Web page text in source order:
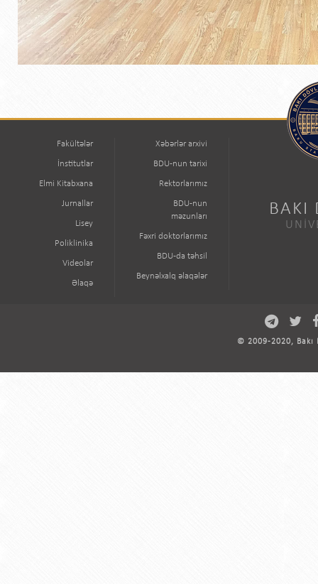
Fakültələr
İnstitutlar
Elmi Kitabxana
Jurnallar
Lisey
Poliklinika
Videolar
Əlaqə
Xəbərlər arxivi
BDU-nun tarixi
Rektorlarımız
BDU-nun
məzunları
Fəxri doktorlarımız
BDU-da təhsil
Beynəlxalq əlaqələr
BAKI
© 2009-2020,